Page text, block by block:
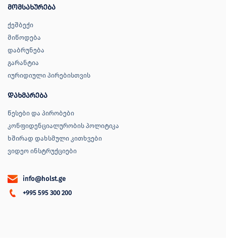
მომსახურება
ქეშბექი
მიწოდება
დაბრუნება
გარანტია
იურიდიული პირებისთვის
დახმარება
წესები და პირობები
კონფიდენციალურობის პოლიტიკა
ხშირად დახსმული კითხვები
ვიდეო ინსტრუქციები
info@holst.ge
+995 595 300 200